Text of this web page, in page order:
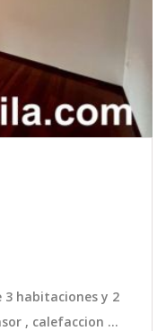
3 habitaciones y 2
, calefaccion ...